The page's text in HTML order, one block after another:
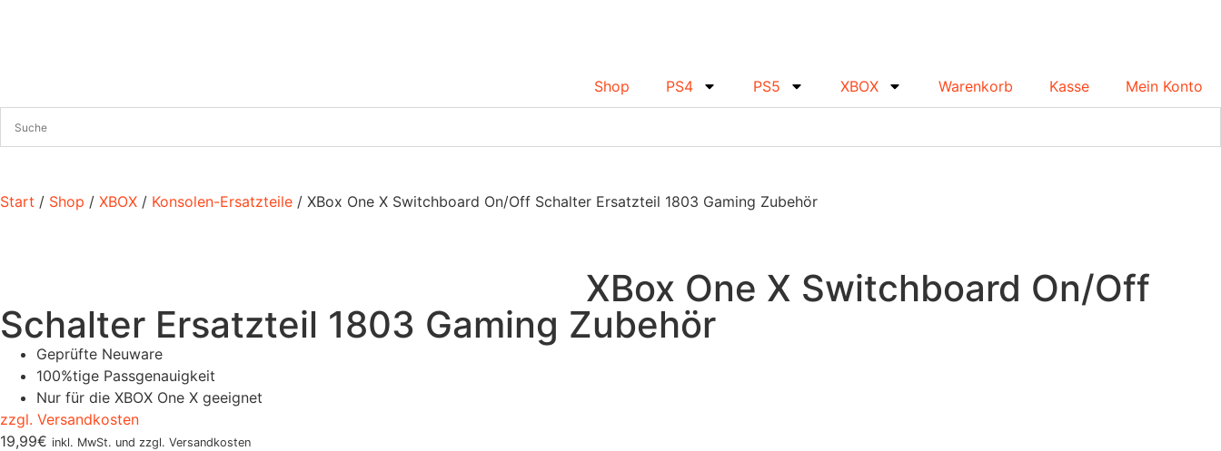
Shop PS4 PS5 XBOX Warenkorb Kasse Mein Konto
Start / Shop / XBOX / Konsolen-Ersatzteile / XBox One X Switchboard On/Off Schalter Ersatzteil 1803 Gaming Zubehör
XBox One X Switchboard On/Off
Schalter Ersatzteil 1803 Gaming Zubehör
Geprüfte Neuware
100%tige Passgenauigkeit
Nur für die XBOX One X geeignet
zzgl. Versandkosten
19,99€ inkl. MwSt. und zzgl. Versandkosten